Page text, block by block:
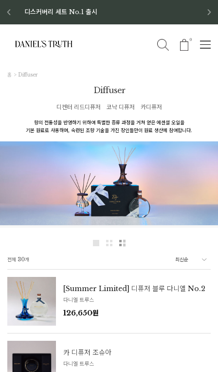
디스커버리 세트 No.1 출시
8월 이벤트 혜택
8월 증정품
신규회원 가입 혜택
0
홈 Diffuser
Diffuser
디켄터 리드디퓨저 코냑 디퓨저 카디퓨저
향의 전통성을 반영하기 위하여 특별한 증류 과정을 거쳐 얻은 에센셜 오일을
기본 원료로 사용하며, 숙련된 조향 기술을 가진 장인들만이 원료 생산에 참여합니다.
전체 30개
[Summer Limited] 디퓨저 블루 다니엘 No.2
다니엘 트루스
126,650원
카 디퓨저 조슈아
다니엘 트루스